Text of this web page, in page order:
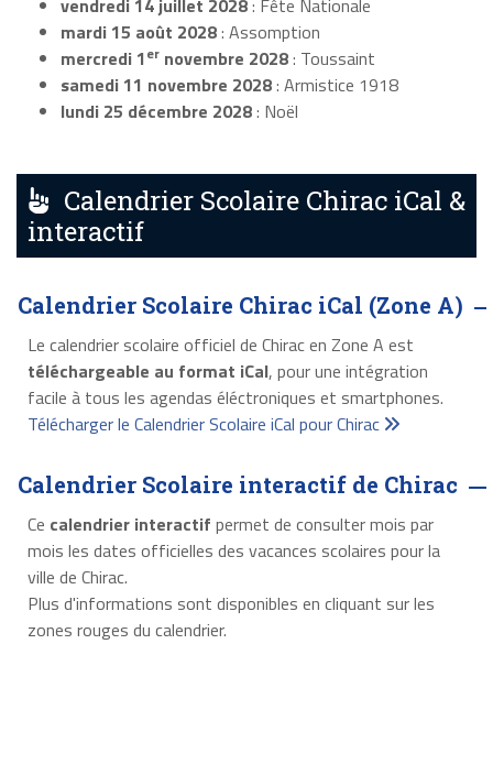
vendredi 14 juillet 2028: Fête Nationale
mardi 15 août 2028: Assomption
mercredi 1er novembre 2028: Toussaint
samedi 11 novembre 2028: Armistice 1918
lundi 25 décembre 2028: Noël
Calendrier Scolaire Chirac iCal &
interactif
Calendrier Scolaire Chirac iCal (Zone A)
Le calendrier scolaire officiel de Chirac en Zone A est
téléchargeable au format iCal, pour une intégration
facile à tous les agendas éléctroniques et smartphones.
Télécharger le Calendrier Scolaire iCal pour Chirac
Calendrier Scolaire interactif de Chirac
Ce calendrier interactif permet de consulter mois par
mois les dates officielles des vacances scolaires pour la
ville de Chirac.
Plus d'informations sont disponibles en cliquant sur les
zones rouges du calendrier.